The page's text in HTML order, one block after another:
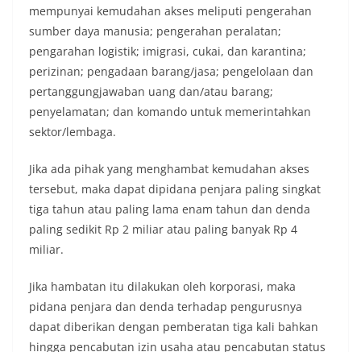
mempunyai kemudahan akses meliputi pengerahan
sumber daya manusia; pengerahan peralatan;
pengarahan logistik; imigrasi, cukai, dan karantina;
perizinan; pengadaan barang/jasa; pengelolaan dan
pertanggungjawaban uang dan/atau barang;
penyelamatan; dan komando untuk memerintahkan
sektor/lembaga.
Jika ada pihak yang menghambat kemudahan akses
tersebut, maka dapat dipidana penjara paling singkat
tiga tahun atau paling lama enam tahun dan denda
paling sedikit Rp 2 miliar atau paling banyak Rp 4
miliar.
Jika hambatan itu dilakukan oleh korporasi, maka
pidana penjara dan denda terhadap pengurusnya
dapat diberikan dengan pemberatan tiga kali bahkan
hingga pencabutan izin usaha atau pencabutan status